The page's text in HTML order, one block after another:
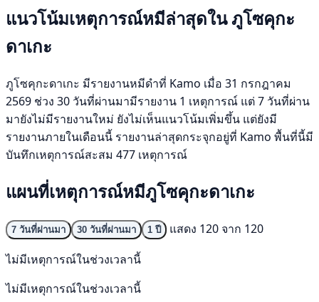
แนวโน้มเหตุการณ์หมีล่าสุดใน ภูโซคุกะ
ดาเกะ
ภูโซคุกะดาเกะ มีรายงานหมีดำที่ Kamo เมื่อ 31 กรกฎาคม
2569 ช่วง 30 วันที่ผ่านมามีรายงาน 1 เหตุการณ์ แต่ 7 วันที่ผ่าน
มายังไม่มีรายงานใหม่ ยังไม่เห็นแนวโน้มเพิ่มขึ้น แต่ยังมี
รายงานภายในเดือนนี้ รายงานล่าสุดกระจุกอยู่ที่ Kamo พื้นที่นี้มี
บันทึกเหตุการณ์สะสม 477 เหตุการณ์
แผนที่เหตุการณ์หมีภูโซคุกะดาเกะ
7 วันที่ผ่านมา 30 วันที่ผ่านมา 1 ปี
แสดง 120 จาก 120
ไม่มีเหตุการณ์ในช่วงเวลานี้
ไม่มีเหตุการณ์ในช่วงเวลานี้